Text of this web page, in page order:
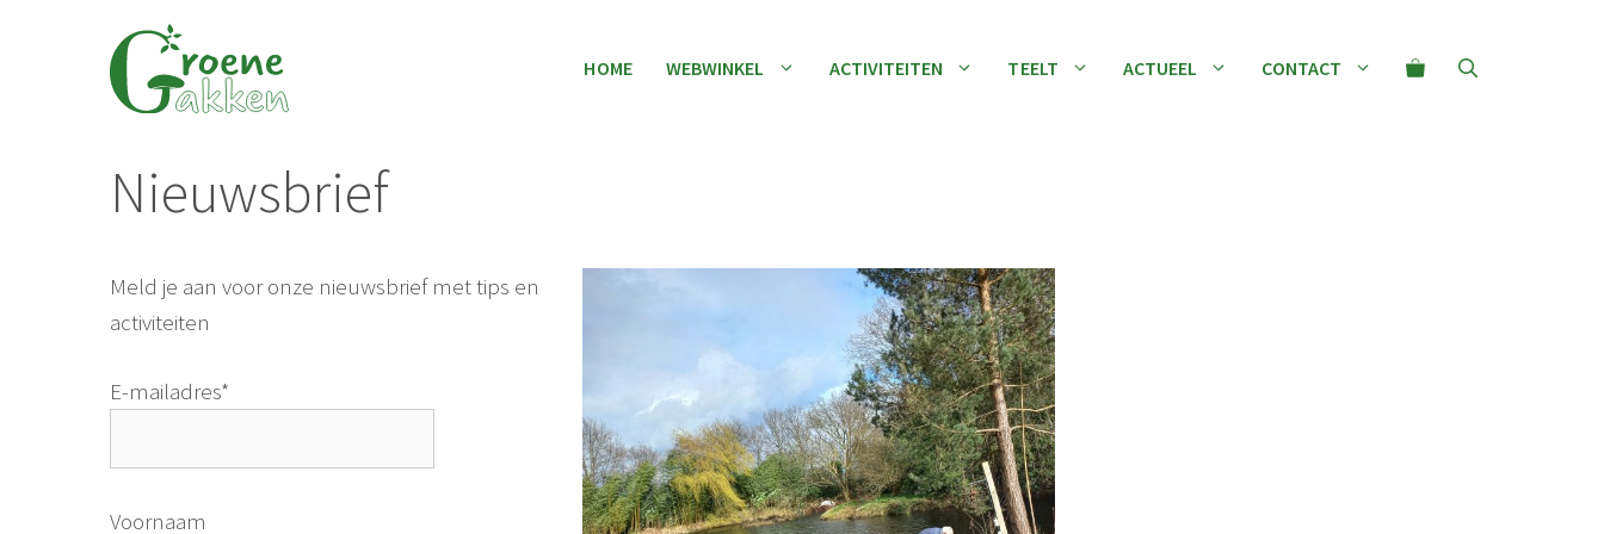
HOME WEBWINKEL ACTIVITEITEN TEELT ACTUEEL CONTACT
Nieuwsbrief
Meld je aan voor onze nieuwsbrief met tips en
activiteiten
E-mailadres*
Voornaam